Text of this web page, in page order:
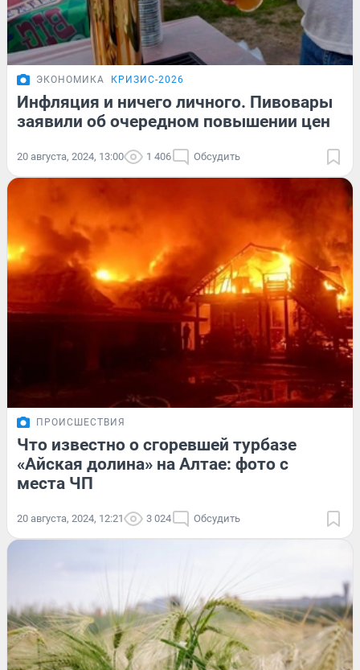
ЭКОНОМИКА КРИЗИС-2026
Инфляция и ничего личного. Пивовары
заявили об очередном повышении цен
20 августа, 2024, 13:00 1 406 Обсудить
ПРОИСШЕСТВИЯ
Что известно о сгоревшей турбазе
«Айская долина» на Алтае: фото с
места ЧП
20 августа, 2024, 12:21 3 024 Обсудить